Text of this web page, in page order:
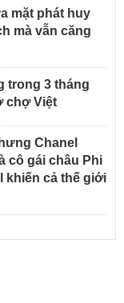
mặt phát huy
mà vẫn căng
trong 3 tháng
chợ Việt
Chanel
cô gái châu Phi
khiến cả thế giới